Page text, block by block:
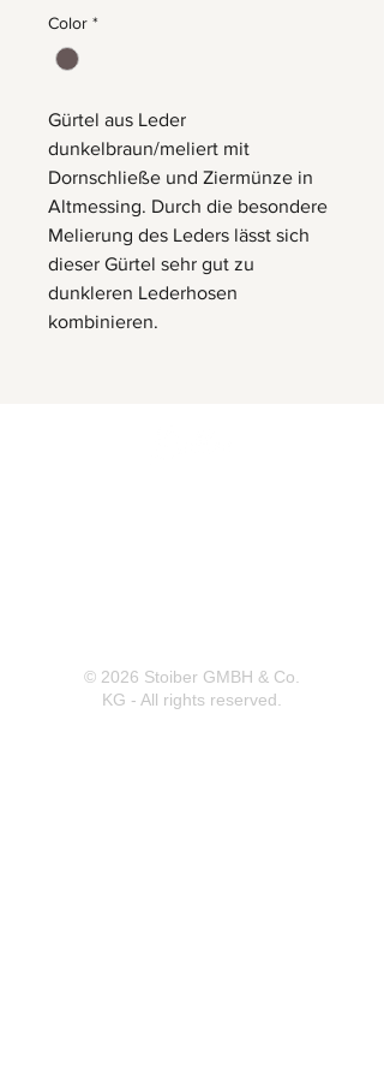
Color *
Gürtel aus Leder
dunkelbraun/meliert mit
Dornschließe und Ziermünze in
Altmessing. Durch die besondere
Melierung des Leders lässt sich
dieser Gürtel sehr gut zu
dunkleren Lederhosen
kombinieren.
© 2026 Stoiber GMBH & Co.
KG - All rights reserved.